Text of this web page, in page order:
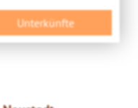
Unterkünfte